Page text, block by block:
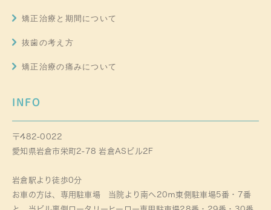
矯正治療と期間について
抜歯の考え方
矯正治療の痛みについて
INFO
〒482-0022
愛知県岩倉市栄町2-78 岩倉ASビル2F
岩倉駅より徒歩0分
お車の方は、専用駐車場 当院より南へ20ｍ東側駐車場5番・7番